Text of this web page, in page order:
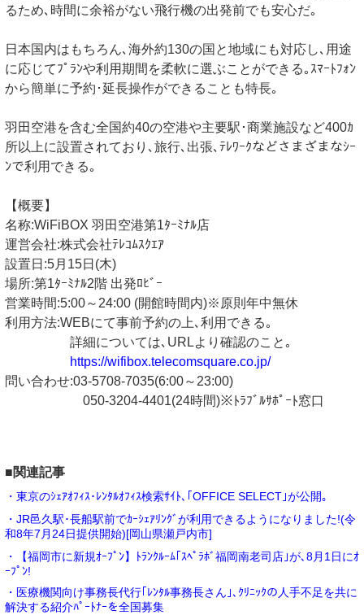
るため､時間に余裕がない飛行機の出発前でも安心だ｡
日本国内はもちろん､海外約130の国と地域にも対応し､用途
に応じてﾌﾟﾗﾝや利用期間を柔軟に選ぶことができる｡ｽﾏｰﾄﾌｫﾝ
から簡単に予約･延長操作ができることも特長｡
羽田空港を含む全国約40の空港や主要駅･商業施設など400ｶ
所以上に設置されており､旅行､出張､ﾃﾚﾜｰｸなどさまざまなｼｰ
ﾝで利用できる｡
【概要】
名称:WiFiBOX 羽田空港第1ﾀｰﾐﾅﾙ店
運営会社:株式会社ﾃﾚｺﾑｽｸｴｱ
設置日:5月15日(木)
場所:第1ﾀｰﾐﾅﾙ2階 出発ﾛﾋﾞｰ
営業時間:5:00～24:00 (開館時間内)※原則年中無休
利用方法:WEBにて事前予約の上､利用できる｡
詳細については､URLより確認のこと｡
https://wifibox.telecomsquare.co.jp/
問い合わせ:03-5708-7035(6:00～23:00)
050-3204-4401(24時間)※ﾄﾗﾌﾞﾙｻﾎﾟｰﾄ窓口
■関連記事
・東京のｼｪｱｵﾌｨｽ･ﾚﾝﾀﾙｵﾌｨｽ検索ｻｲﾄ､｢OFFICE SELECT｣が公開｡
・JR邑久駅･長船駅前でｶｰｼｪｱﾘﾝｸﾞが利用できるようになりました!(令
和8年7月24日提供開始)[岡山県瀬戸内市]
・【福岡市に新規ｵｰﾌﾟﾝ】ﾄﾗﾝｸﾙｰﾑ｢ｽﾍﾟﾗﾎﾞ福岡南老司店｣が､8月1日にｵ
ｰﾌﾟﾝ!
・医療機関向け事務長代行｢ﾚﾝﾀﾙ事務長さん｣､ｸﾘﾆｯｸの人手不足を共に
解決する紹介ﾊﾟｰﾄﾅｰを全国募集